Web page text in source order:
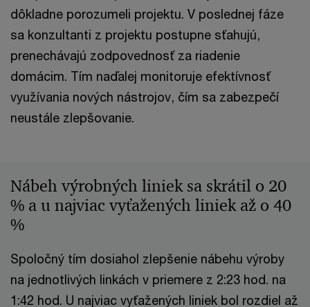
dôkladne porozumeli projektu. V poslednej fáze
sa konzultanti z projektu postupne sťahujú,
prenechávajú zodpovednosť za riadenie
domácim. Tím naďalej monitoruje efektívnosť
využívania nových nástrojov, čím sa zabezpečí
neustále zlepšovanie.
Nábeh výrobných liniek sa skrátil o 20
% a u najviac vyťažených liniek až o 40
%
Spoločný tím dosiahol zlepšenie nábehu výroby
na jednotlivých linkách v priemere z 2:23 hod. na
1:42 hod. U najviac vyťažených liniek bol rozdiel až